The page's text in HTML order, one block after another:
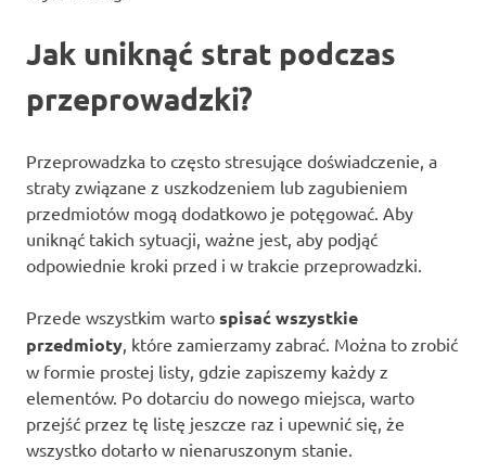
Jak uniknąć strat podczas
przeprowadzki?
Przeprowadzka to często stresujące doświadczenie, a
straty związane z uszkodzeniem lub zagubieniem
przedmiotów mogą dodatkowo je potęgować. Aby
uniknąć takich sytuacji, ważne jest, aby podjąć
odpowiednie kroki przed i w trakcie przeprowadzki.
Przede wszystkim warto spisać wszystkie
przedmioty , które zamierzamy zabrać. Można to zrobić
w formie prostej listy, gdzie zapiszemy każdy z
elementów. Po dotarciu do nowego miejsca, warto
przejść przez tę listę jeszcze raz i upewnić się, że
wszystko dotarło w nienaruszonym stanie.